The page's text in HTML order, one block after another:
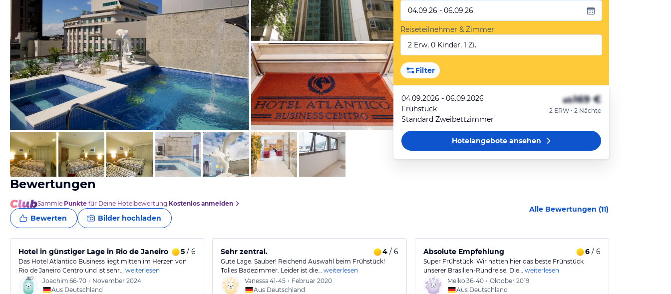
von Expedia
von Expedia
von Expedia
04.09.26 - 06.09.26
Reiseteilnehmer & Zimmer
2 Erw, 0 Kinder, 1 Zi.
Filter
04.09.2026 - 06.09.2026
Frühstück
Standard Zweibettzimmer
ab169 €
2 ERW • 2 Nächte
Hotelangeboteansehen
Bewertungen
Sammle Punkte für Deine Hotelbewertung.Kostenlos anmelden
Bewerten Bilder hochladen
Alle Bewertungen (11)
Hotel in günstiger Lage in Rio de Janeiro 5 / 6
Das Hotel Atlantico Business liegt mitten im Herzen von
Rio de Janeiro Centro und ist sehr… weiterlesen
Joachim 66-70 • November 2024
Aus Deutschland
Sehr zentral. 4/ 6
Gute Lage. Sauber! Reichend Auswahl beim Frühstück!
Tolles Badezimmer. Leider ist die… weiterlesen
Vanessa 41-45 • Februar 2020
Aus Deutschland
Absolute Empfehlung 6/ 6
Super Frühstück! Wir hatten hier das beste Frühstück
unserer Brasilien-Rundreise. Die… weiterlesen
Meiko 36-40 • Oktober 2019
Aus Deutschland